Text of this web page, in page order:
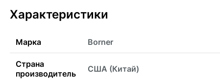
Характеристики
Марка Borner
Страна
производитель
США (Китай)